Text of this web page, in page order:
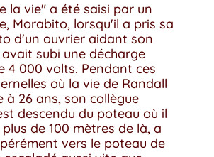
la vie" a été saisi par un
Morabito, lorsqu'il a pris sa
d'un ouvrier aidant son
subi une décharge
4 000 volts. Pendant ces
où la vie de Randall
à 26 ans, son collègue
descendu du poteau où il
de 100 mètres de là, a
vers le poteau de